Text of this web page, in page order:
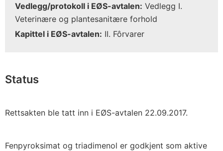
Vedlegg/protokoll i EØS-avtalen: Vedlegg I.
Veterinære og plantesanitære forhold
Kapittel i EØS-avtalen: II. Fôrvarer
Status
Rettsakten ble tatt inn i EØS-avtalen 22.09.2017.
Fenpyroksimat og triadimenol er godkjent som aktive